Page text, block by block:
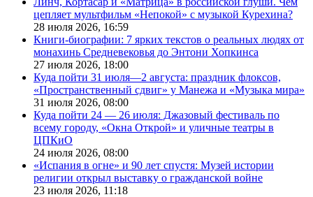
цепляет мультфильм «Непокой» с музыкой Курехина?
28 июля 2026, 16:59
Книги-биографии: 7 ярких текстов о реальных людях от
монахинь Средневековья до Энтони Хопкинса
27 июля 2026, 18:00
Куда пойти 31 июля—2 августа: праздник флоксов,
«Пространственный сдвиг» у Манежа и «Музыка мира»
31 июля 2026, 08:00
Куда пойти 24 — 26 июля: Джазовый фестиваль по
всему городу, «Окна Открой» и уличные театры в
ЦПКиО
24 июля 2026, 08:00
«Испания в огне» и 90 лет спустя: Музей истории
религии открыл выставку о гражданской войне
23 июля 2026, 11:18